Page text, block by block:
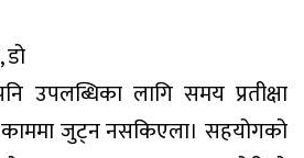
डो
उपलब्धिका लागि समय प्रतीक्षा
काममा जुट्न नसकिएला। सहयोगको